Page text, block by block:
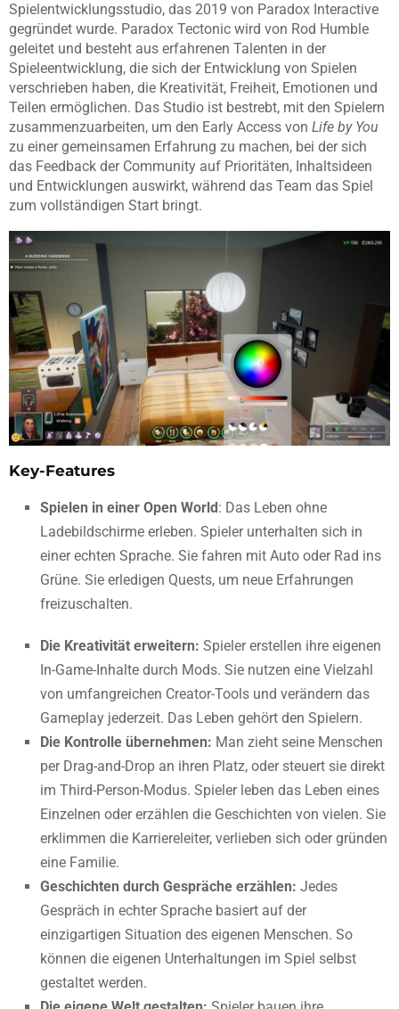
Spielentwicklungsstudio, das 2019 von Paradox Interactive
gegründet wurde. Paradox Tectonic wird von Rod Humble
geleitet und besteht aus erfahrenen Talenten in der
Spieleentwicklung, die sich der Entwicklung von Spielen
verschrieben haben, die Kreativität, Freiheit, Emotionen und
Teilen ermöglichen. Das Studio ist bestrebt, mit den Spielern
zusammenzuarbeiten, um den Early Access von Life by You
zu einer gemeinsamen Erfahrung zu machen, bei der sich
das Feedback der Community auf Prioritäten, Inhaltsideen
und Entwicklungen auswirkt, während das Team das Spiel
zum vollständigen Start bringt.
Key-Features
Spielen in einer Open World: Das Leben ohne
Ladebildschirme erleben. Spieler unterhalten sich in
einer echten Sprache. Sie fahren mit Auto oder Rad ins
Grüne. Sie erledigen Quests, um neue Erfahrungen
freizuschalten.
Die Kreativität erweitern: Spieler erstellen ihre eigenen
In-Game-Inhalte durch Mods. Sie nutzen eine Vielzahl
von umfangreichen Creator-Tools und verändern das
Gameplay jederzeit. Das Leben gehört den Spielern.
Die Kontrolle übernehmen: Man zieht seine Menschen
per Drag-and-Drop an ihren Platz, oder steuert sie direkt
im Third-Person-Modus. Spieler leben das Leben eines
Einzelnen oder erzählen die Geschichten von vielen. Sie
erklimmen die Karriereleiter, verlieben sich oder gründen
eine Familie.
Geschichten durch Gespräche erzählen: Jedes
Gespräch in echter Sprache basiert auf der
einzigartigen Situation des eigenen Menschen. So
können die eigenen Unterhaltungen im Spiel selbst
gestaltet werden.